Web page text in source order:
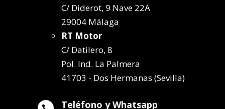
C/ Diderot, 9 Nave 22A
29004 Málaga
RT Motor
C/ Datilero, 8
Pol. Ind. La Palmera
41703 - Dos Hermanas (Sevilla)
Teléfono y Whatsapp